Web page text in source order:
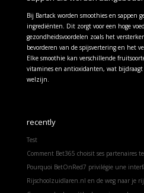
Bij Bartack worden smoothies en sappen
ingrediënten. Dit zorgt voor een hoge
gezondheidsvoordelen zoals het
bevorderen van de spijsvertering en het
Elke smoothie kan verschillende
vitamines en antioxidanten, wat bijdraagt
welzijn.
recently
Test
Comment Bet365 choisit ses partenaires
Pourquoi BetOnRed7 privilégie une
Rijschoolzuidlaren.nl en de weg naar je